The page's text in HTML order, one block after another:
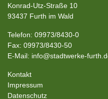
Konrad-Utz-Straße 10
93437 Furth im Wald
Telefon: 09973/8430-0
Fax: 09973/8430-50
E-Mail: info@stadtwerke-
Kontakt
Impressum
Datenschutz